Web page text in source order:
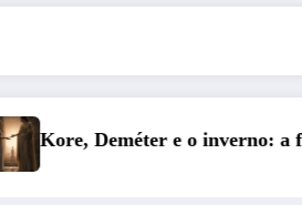
das profundezasEntre o